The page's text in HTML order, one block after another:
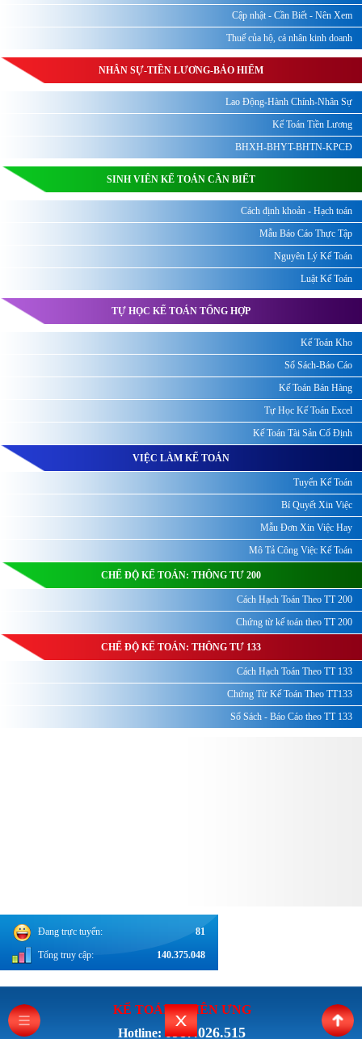
Cập nhật - Cần Biết - Nên Xem
Thuế của hộ, cá nhân kinh doanh
NHÂN SỰ-TIỀN LƯƠNG-BẢO HIỂM
Lao Động-Hành Chính-Nhân Sự
Kế Toán Tiền Lương
BHXH-BHYT-BHTN-KPCĐ
SINH VIÊN KẾ TOÁN CẦN BIẾT
Cách định khoản - Hạch toán
Mẫu Báo Cáo Thực Tập
Nguyên Lý Kế Toán
Luật Kế Toán
TỰ HỌC KẾ TOÁN TỔNG HỢP
Kế Toán Kho
Sổ Sách-Báo Cáo
Kế Toán Bán Hàng
Tự Học Kế Toán Excel
Kế Toán Tài Sản Cố Định
VIỆC LÀM KẾ TOÁN
Tuyển Kế Toán
Bí Quyết Xin Việc
Mẫu Đơn Xin Việc Hay
Mô Tả Công Việc Kế Toán
CHẾ ĐỘ KẾ TOÁN: THÔNG TƯ 200
Cách Hạch Toán Theo TT 200
Chứng từ kế toán theo TT 200
CHẾ ĐỘ KẾ TOÁN: THÔNG TƯ 133
Cách Hạch Toán Theo TT 133
Chứng Từ Kế Toán Theo TT133
Sổ Sách - Báo Cáo theo TT 133
Đang trực tuyến: 81
Tổng truy cập: 140.375.048
KẾ TOÁN THIÊN ƯNG
Hotline: 0987.026.515